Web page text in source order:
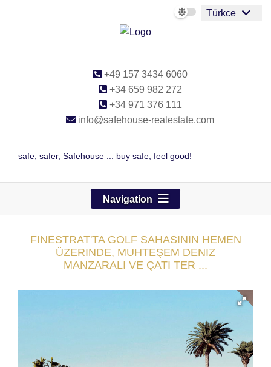
Türkce
+49 157 3434 6060
+34 659 982 272
+34 971 376 111
info@safehouse-realestate.com
safe, safer, Safehouse ... buy safe, feel good!
Navigation
FINESTRAT'TA GOLF SAHASININ HEMEN
ÜZERINDE, MUHTEŞEM DENIZ
MANZARALI VE ÇATI TER ...